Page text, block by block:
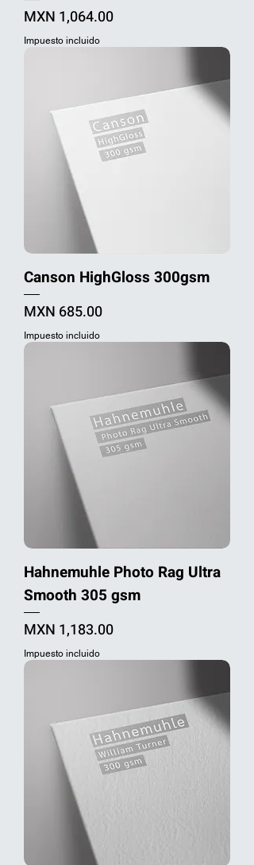
Precio
MXN 1,064.00
Impuesto incluido
Canson HighGloss 300gsm
Precio
MXN 685.00
Impuesto incluido
Hahnemuhle Photo Rag Ultra
Smooth 305 gsm
Precio
MXN 1,183.00
Impuesto incluido